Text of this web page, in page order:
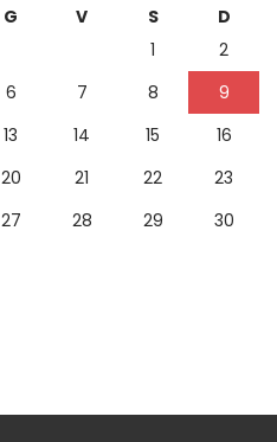
G V S
D
1
2
6 7 8
9
13 14 15
16
20 21 22
23
27 28 29
30